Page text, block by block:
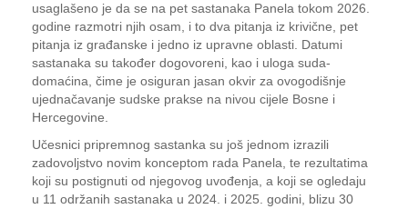
usaglašeno je da se na pet sastanaka Panela tokom 2026.
godine razmotri njih osam, i to dva pitanja iz krivične, pet
pitanja iz građanske i jedno iz upravne oblasti. Datumi
sastanaka su također dogovoreni, kao i uloga suda-
domaćina, čime je osiguran jasan okvir za ovogodišnje
ujednačavanje sudske prakse na nivou cijele Bosne i
Hercegovine.
Učesnici pripremnog sastanka su još jednom izrazili
zadovoljstvo novim konceptom rada Panela, te rezultatima
koji su postignuti od njegovog uvođenja, a koji se ogledaju
u 11 održanih sastanaka u 2024. i 2025. godini, blizu 30